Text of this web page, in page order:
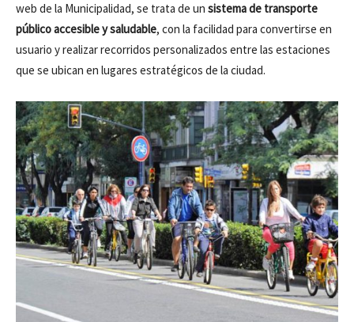
web de la Municipalidad, se trata de un sistema de transporte
público accesible y saludable, con la facilidad para convertirse en
usuario y realizar recorridos personalizados entre las estaciones
que se ubican en lugares estratégicos de la ciudad.